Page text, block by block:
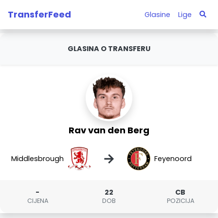
TransferFeed Glasine Lige
GLASINA O TRANSFERU
Rav van den Berg
Middlesbrough → Feyenoord
-
CIJENA
22
DOB
CB
POZICIJA